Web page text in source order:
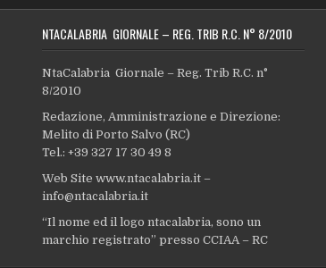
NTACALABRIA GIORNALE – REG. TRIB R.C. N° 8/2010
NtaCalabria Giornale – Reg. Trib R.C. n°
8/2010
Redazione, Amministrazione e Direzione:
Melito di Porto Salvo (RC)
Tel.: +39 327 17 30 49 8
Web Site www.ntacalabria.it –
info@ntacalabria.it
“Il nome ed il logo ntacalabria, sono un
marchio registrato” presso CCIAA – RC